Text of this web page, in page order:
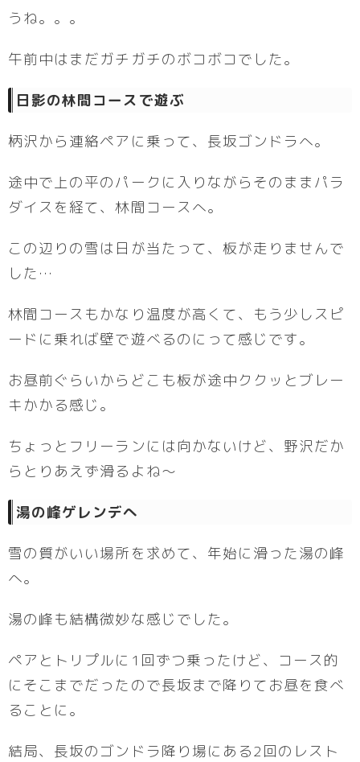
うね。。。
午前中はまだガチガチのボコボコでした。
日影の林間コースで遊ぶ
柄沢から連絡ペアに乗って、長坂ゴンドラへ。
途中で上の平のパークに入りながらそのままパラ
ダイスを経て、林間コースへ。
この辺りの雪は日が当たって、板が走りませんで
した…
林間コースもかなり温度が高くて、もう少しスピ
ードに乗れば壁で遊べるのにって感じです。
お昼前ぐらいからどこも板が途中ククッとブレー
キかかる感じ。
ちょっとフリーランには向かないけど、野沢だか
らとりあえず滑るよね〜
湯の峰ゲレンデへ
雪の質がいい場所を求めて、年始に滑った湯の峰
へ。
湯の峰も結構微妙な感じでした。
ペアとトリプルに1回ずつ乗ったけど、コース的
にそこまでだったので長坂まで降りてお昼を食べ
ることに。
結局、長坂のゴンドラ降り場にある2回のレスト